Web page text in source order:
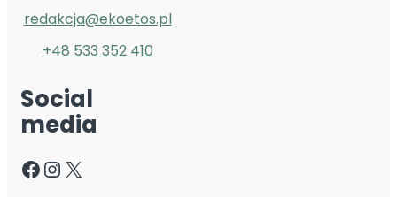
redakcja@ekoetos.pl
+48 533 352 410
Social
media
Facebook
Instagram
X